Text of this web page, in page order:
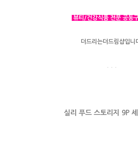
뷰티/건강식품 전문 공동
더드리는더드림샵입니
실리 푸드 스토리지 9P